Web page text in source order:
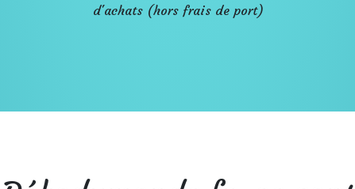
d'achats (hors frais de port)